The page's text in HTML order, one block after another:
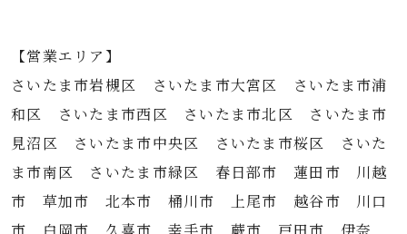
【営業エリア】
さいたま市岩槻区 さいたま市大宮区 さいたま市浦
和区 さいたま市西区 さいたま市北区 さいたま市
見沼区 さいたま市中央区 さいたま市桜区 さいた
ま市南区 さいたま市緑区 春日部市 蓮田市 川越
市 草加市 北本市 桶川市 上尾市 越谷市 川口